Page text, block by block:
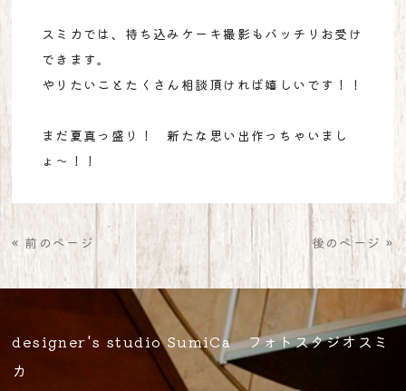
スミカでは、持ち込みケーキ撮影もバッチリお受け
できます。
やりたいことたくさん相談頂ければ嬉しいです！！
まだ夏真っ盛り！ 新たな思い出作っちゃいまし
ょ〜！！
« 前のページ 後のページ »
designer's studio SumiCa フォトスタジオスミ
カ